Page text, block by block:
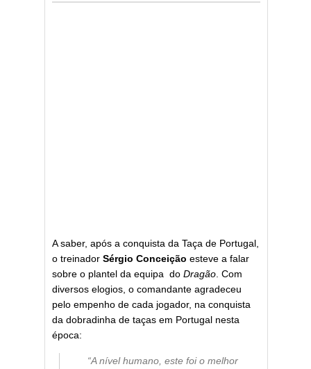
A saber, após a conquista da Taça de Portugal,
o treinador Sérgio Conceição esteve a falar
sobre o plantel da equipa do Dragão . Com
diversos elogios, o comandante agradeceu
pelo empenho de cada jogador, na conquista
da dobradinha de taças em Portugal nesta
época:
“A nível humano, este foi o melhor